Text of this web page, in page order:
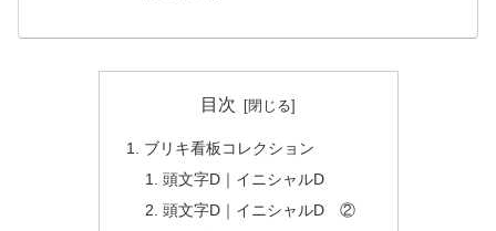
目次
ブリキ看板コレクション
頭文字D｜イニシャルD
頭文字D｜イニシャルD ②